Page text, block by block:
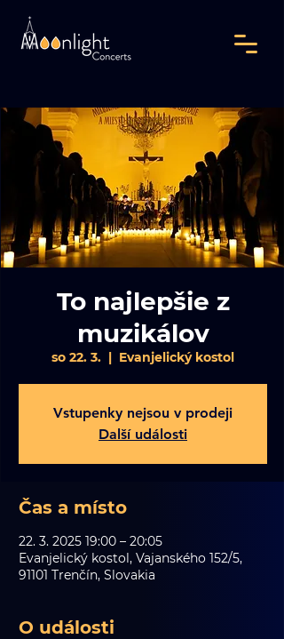
To najlepšie z
muzikálov
so 22. 3.
  |
Evanjelický kostol
Vstupenky nejsou v prodeji
Další události
Čas a místo
22. 3. 2025 19:00 – 20:05
Evanjelický kostol, Vajanského 152/5,
91101 Trenčín, Slovakia
O události